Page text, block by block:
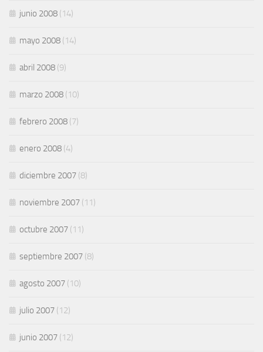
junio 2008 (14)
mayo 2008 (14)
abril 2008 (9)
marzo 2008 (10)
febrero 2008 (7)
enero 2008 (4)
diciembre 2007 (8)
noviembre 2007 (11)
octubre 2007 (11)
septiembre 2007 (8)
agosto 2007 (10)
julio 2007 (12)
junio 2007 (12)